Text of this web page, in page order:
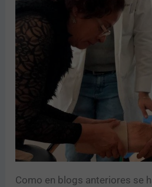
Como en blogs anteriores se